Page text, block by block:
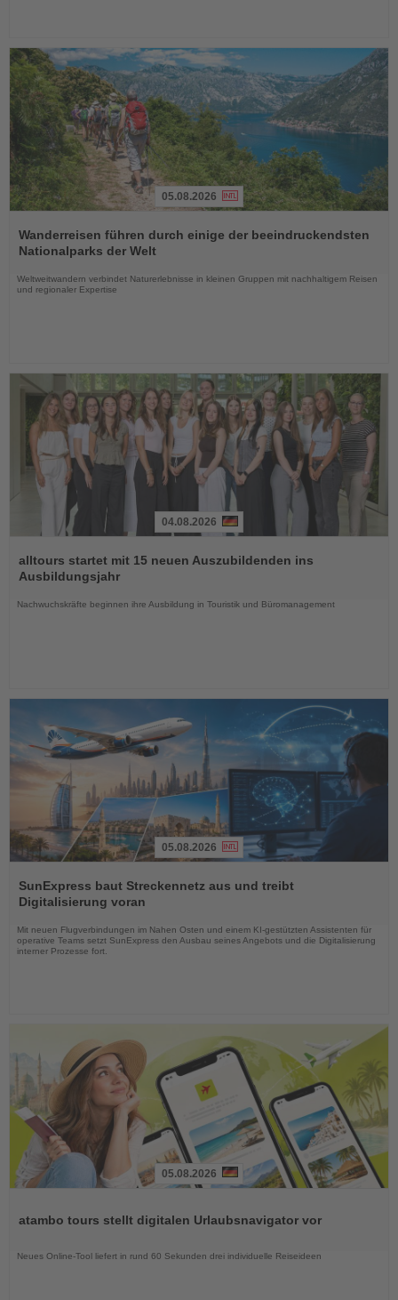
Sie
die
Nachrichten
05.08.2026
Wanderreisen führen durch einige der beeindruckendsten
Nationalparks der Welt
Weltweitwandern verbindet Naturerlebnisse in kleinen Gruppen mit nachhaltigem Reisen
und regionaler Expertise
Sie
die
04.08.2026
alltours startet mit 15 neuen Auszubildenden ins
Ausbildungsjahr
Nachwuchskräfte beginnen ihre Ausbildung in Touristik und Büromanagement
Sie
die
Nachrichten
05.08.2026
SunExpress baut Streckennetz aus und treibt
Digitalisierung voran
Mit neuen Flugverbindungen im Nahen Osten und einem KI-gestützten Assistenten für
operative Teams setzt SunExpress den Ausbau seines Angebots und die Digitalisierung
interner Prozesse fort.
die
05.08.2026
atambo tours stellt digitalen Urlaubsnavigator vor
Neues Online-Tool liefert in rund 60 Sekunden drei individuelle Reiseideen